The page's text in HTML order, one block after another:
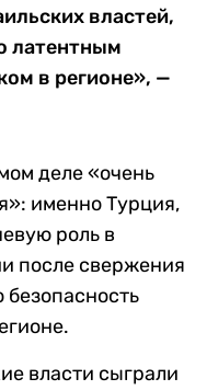
властей,
латентным
в регионе», —
деле «очень
именно Турция,
роль в
после свержения
власти сыграли